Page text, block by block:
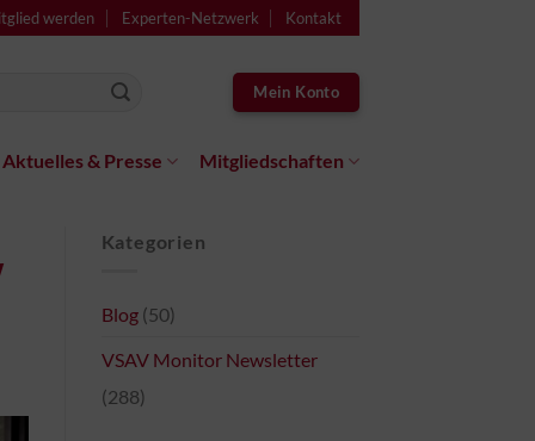
werden Experten-Netzwerk Kontakt
Mein Konto
Aktuelles & Presse Mitgliedschaften
Kategorien
Blog(50)
VSAV Monitor Newsletter
(288)